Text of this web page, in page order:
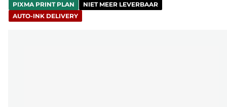
PIXMA PRINT PLAN
NIET MEER LEVERBAAR
AUTO-INK DELIVERY